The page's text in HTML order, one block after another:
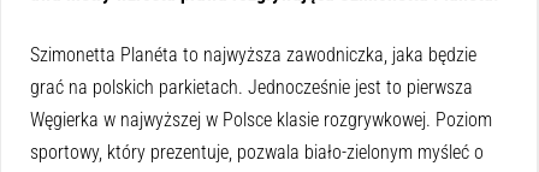
Szimonetta Planéta to najwyższa zawodniczka, jaka będzie
grać na polskich parkietach. Jednocześnie jest to pierwsza
Węgierka w najwyższej w Polsce klasie rozgrywkowej. Poziom
sportowy, który prezentuje, pozwala biało-zielonym myśleć o